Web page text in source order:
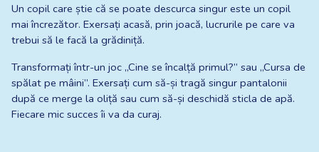
Un copil care știe că se poate descurca singur este un copil
mai încrezător. Exersați acasă, prin joacă, lucrurile pe care va
trebui să le facă la grădiniță.
Transformați într-un joc „Cine se încalță primul?” sau „Cursa de
spălat pe mâini”. Exersați cum să-și tragă singur pantalonii
după ce merge la oliță sau cum să-și deschidă sticla de apă.
Fiecare mic succes îi va da curaj.